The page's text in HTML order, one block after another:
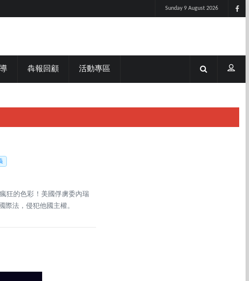
Sunday 9 August 2026
犇報回顧 活動專區
狂的色彩！美國俘虜委內瑞
際法，侵犯他國主權。